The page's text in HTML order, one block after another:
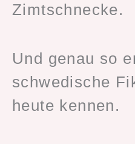
Zimtschnecke.
Und genau so
schwedische
heute kennen.